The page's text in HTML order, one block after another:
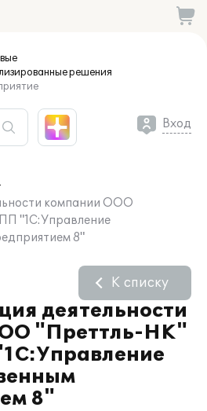
решения
Вход
компании ООО
"1С:Управление
8"
деятельности
"Преттль-НК"
8"
К списку